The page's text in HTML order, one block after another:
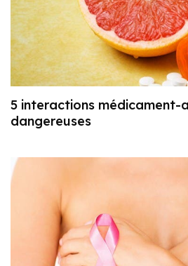
5 interactions médicament-
dangereuses